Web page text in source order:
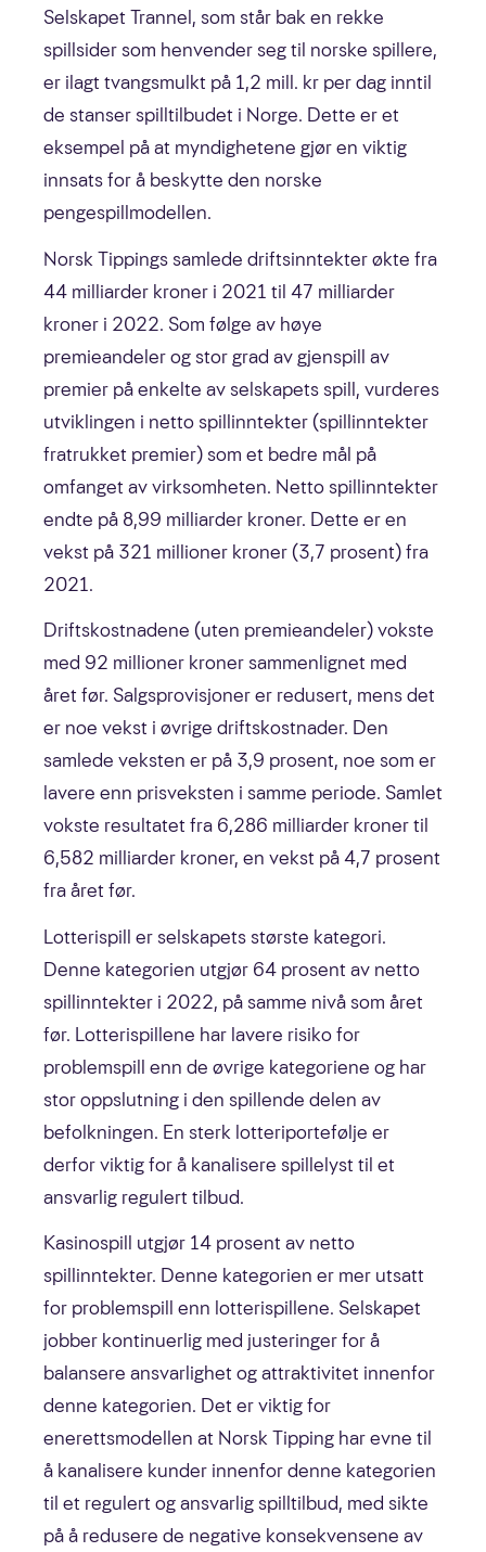
Selskapet Trannel, som står bak en rekke
spillsider som henvender seg til norske spillere,
er ilagt tvangsmulkt på 1,2 mill. kr per dag inntil
de stanser spilltilbudet i Norge. Dette er et
eksempel på at myndighetene gjør en viktig
innsats for å beskytte den norske
pengespillmodellen.
Norsk Tippings samlede driftsinntekter økte fra
44 milliarder kroner i 2021 til 47 milliarder
kroner i 2022. Som følge av høye
premieandeler og stor grad av gjenspill av
premier på enkelte av selskapets spill, vurderes
utviklingen i netto spillinntekter (spillinntekter
fratrukket premier) som et bedre mål på
omfanget av virksomheten. Netto spillinntekter
endte på 8,99 milliarder kroner. Dette er en
vekst på 321 millioner kroner (3,7 prosent) fra
2021.
Driftskostnadene (uten premieandeler) vokste
med 92 millioner kroner sammenlignet med
året før. Salgsprovisjoner er redusert, mens det
er noe vekst i øvrige driftskostnader. Den
samlede veksten er på 3,9 prosent, noe som er
lavere enn prisveksten i samme periode. Samlet
vokste resultatet fra 6,286 milliarder kroner til
6,582 milliarder kroner, en vekst på 4,7 prosent
fra året før.
Lotterispill er selskapets største kategori.
Denne kategorien utgjør 64 prosent av netto
spillinntekter i 2022, på samme nivå som året
før. Lotterispillene har lavere risiko for
problemspill enn de øvrige kategoriene og har
stor oppslutning i den spillende delen av
befolkningen. En sterk lotteriportefølje er
derfor viktig for å kanalisere spillelyst til et
ansvarlig regulert tilbud.
Kasinospill utgjør 14 prosent av netto
spillinntekter. Denne kategorien er mer utsatt
for problemspill enn lotterispillene. Selskapet
jobber kontinuerlig med justeringer for å
balansere ansvarlighet og attraktivitet innenfor
denne kategorien. Det er viktig for
enerettsmodellen at Norsk Tipping har evne til
å kanalisere kunder innenfor denne kategorien
til et regulert og ansvarlig spilltilbud, med sikte
på å redusere de negative konsekvensene av